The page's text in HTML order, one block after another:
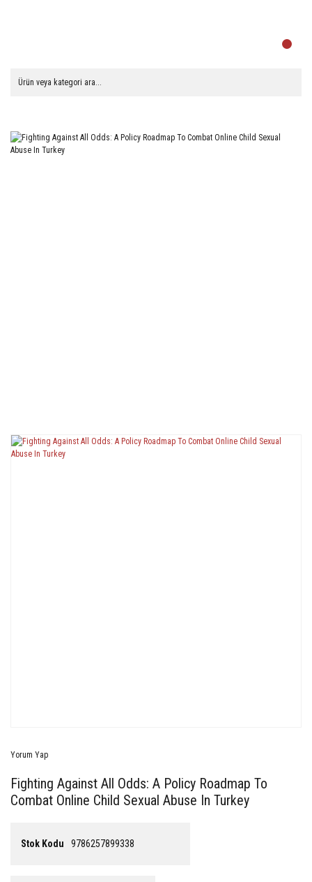
Yorum Yap
Fighting Against All Odds: A Policy Roadmap To
Combat Online Child Sexual Abuse In Turkey
Stok Kodu 9786257899338